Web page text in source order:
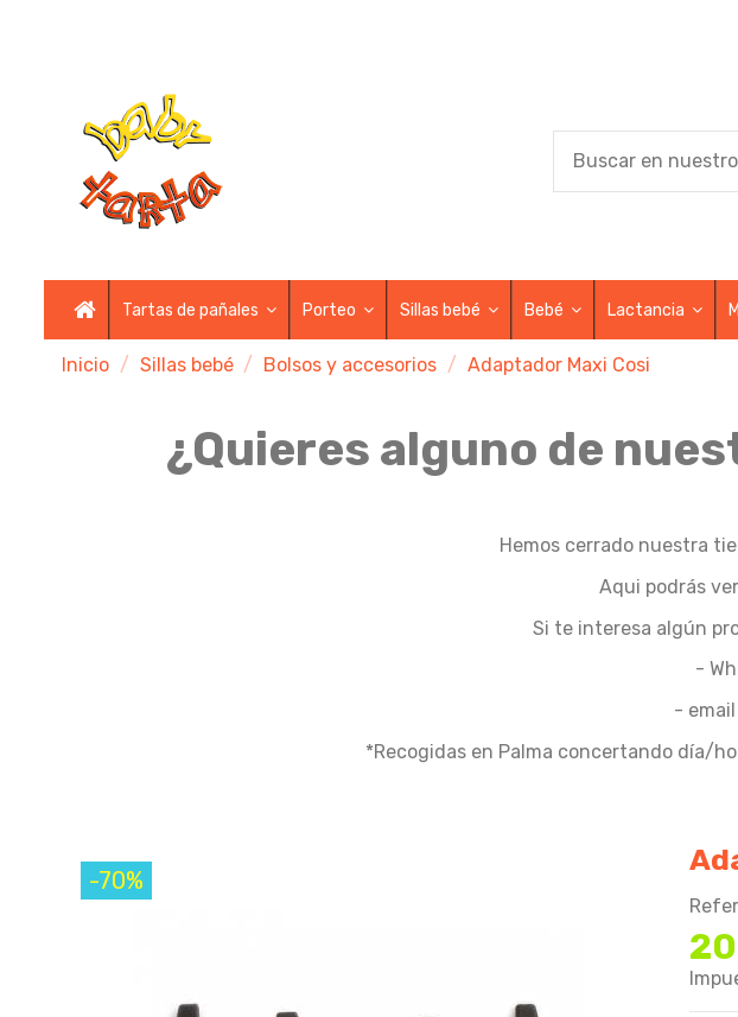
Tartas de pañales Porteo Sillas bebé Bebé Lactancia
Inicio Sillas bebé Bolsos y accesorios Adaptador Maxi Cosi
¿Quieres alguno de
Hemos cerrado nuestra
Aqui podrás
Si te interesa algún
-
-
*Recogidas en Palma concertando día/
-70%